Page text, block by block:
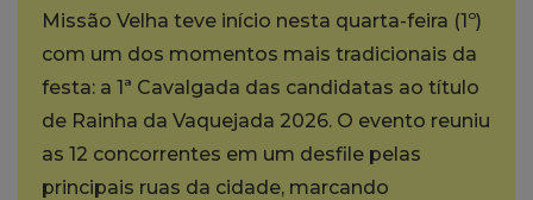
Missão Velha teve início nesta quarta-feira (1º)
com um dos momentos mais tradicionais da
festa: a 1ª Cavalgada das candidatas ao título
de Rainha da Vaquejada 2026. O evento reuniu
as 12 concorrentes em um desfile pelas
principais ruas da cidade, marcando